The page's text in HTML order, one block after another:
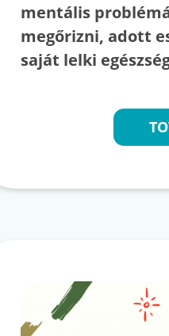
mentális
megőrizni, adott
saját lelki